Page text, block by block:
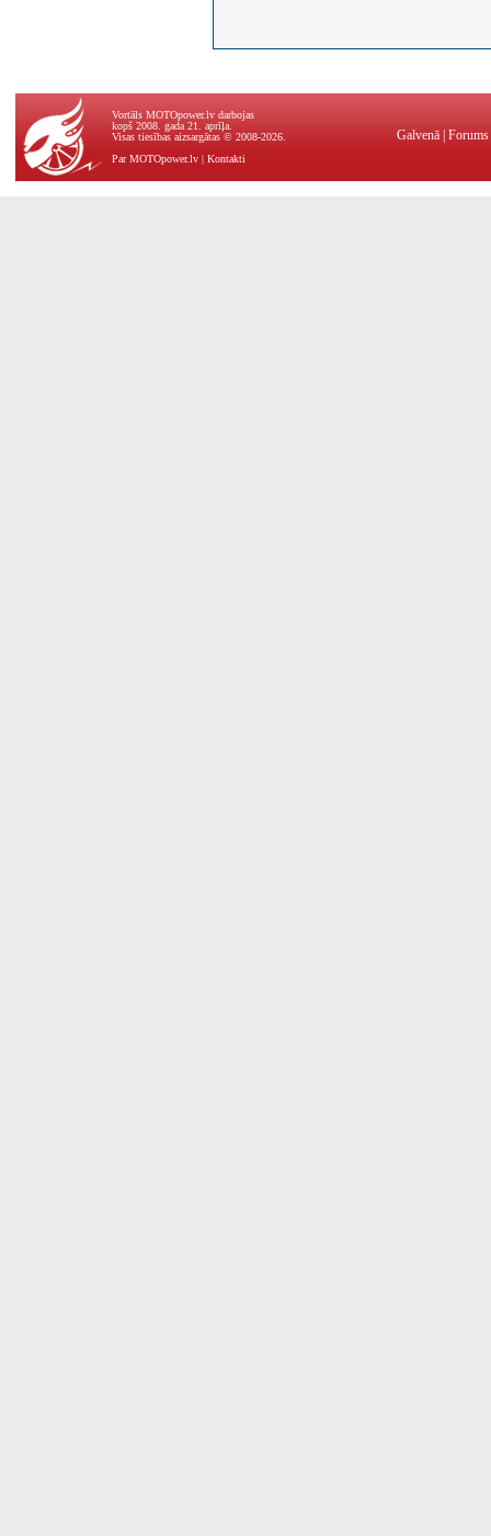
Vortāls MOTOpower.lv darbojas
kopš 2008. gada 21. aprīļa.
Visas tiesības aizsargātas © 2008-2026.
Par MOTOpower.lv | Kontakti
Galvenā Forums